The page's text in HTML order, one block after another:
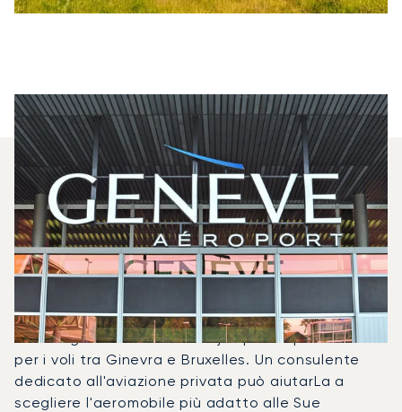
Quali Jet Privati Vengono
Noleggiati Più
Frequentemente Tra Bruxelles
E Ginevra?
Nel 2025, il Citation Mustang, il Citation CJ1 e il
Challenger 300 sono stati i jet privati più utilizzati
per i voli tra Ginevra e Bruxelles. Un consulente
dedicato all'aviazione privata può aiutarLa a
scegliere l'aeromobile più adatto alle Sue